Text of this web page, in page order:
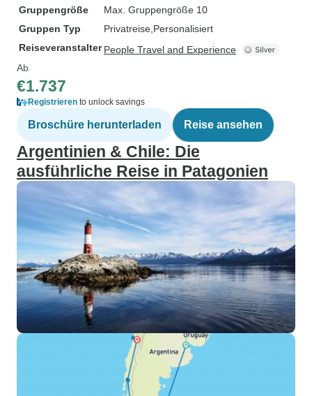
Gruppengröße
Max. Gruppengröße 10
Gruppen Typ
Privatreise Personalisiert
Reiseveranstalter People Travel and Experience
Ab
€1.737
Registrieren to unlock savings
Broschüre herunterladen Reise ansehen
Argentinien & Chile: Die
ausführliche Reise in Patagonien